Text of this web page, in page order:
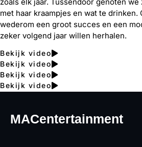
met haar kraampjes en wat te drinken.
wederom een groot succes en een
zeker volgend jaar willen herhalen.
Bekijk video
Bekijk video
Bekijk video
Bekijk video
MACentertainment